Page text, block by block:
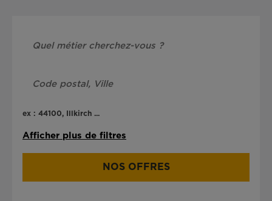
ex : 44100, Illkirch ...
Afficher plus de filtres
NOS OFFRES